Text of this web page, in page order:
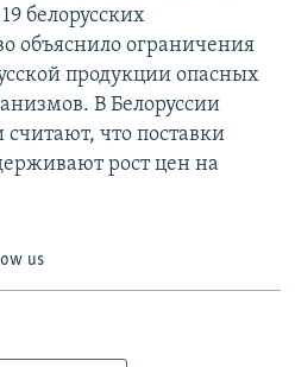
белорусских
объяснило ограничения
продукции опасных
В Белоруссии
что поставки
рост цен на
us